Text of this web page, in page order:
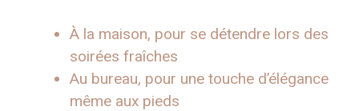
À la maison, pour se détendre lors des
soirées fraîches
Au bureau, pour une touche d’élégance
même aux pieds